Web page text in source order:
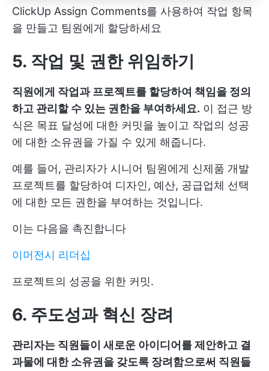
ClickUp Assign Comments를 사용하여 작업 항목
을 만들고 팀원에게 할당하세요
5. 작업 및 권한 위임하기
직원에게 작업과 프로젝트를 할당하여 책임을 정의
하고 관리할 수 있는 권한을 부여하세요. 이 접근 방
식은 목표 달성에 대한 커밋을 높이고 작업의 성공
에 대한 소유권을 가질 수 있게 해줍니다.
예를 들어, 관리자가 시니어 팀원에게 신제품 개발
프로젝트를 할당하여 디자인, 예산, 공급업체 선택
에 대한 모든 권한을 부여하는 것입니다.
이는 다음을 촉진합니다
이머전시 리더십
프로젝트의 성공을 위한 커밋.
6. 주도성과 혁신 장려
관리자는 직원들이 새로운 아이디어를 제안하고 결
과물에 대한 소유권을 갖도록 장려함으로써 직원들